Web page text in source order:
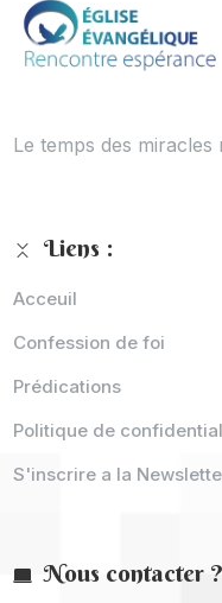
Le temps des miracles
Liens :
Acceuil
Confession de foi
Prédications
Politique de
S'inscrire a la
Nous contacter ?